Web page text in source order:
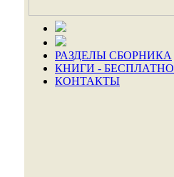
РАЗДЕЛЫ СБОРНИКА
КНИГИ - БЕСПЛАТНО
КОНТАКТЫ